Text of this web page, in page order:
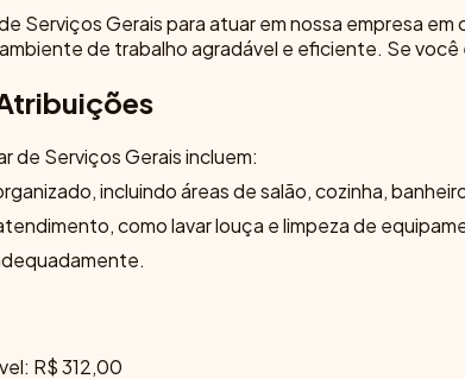
Serviços Gerais para atuar em nossa empresa
de trabalho agradável e eficiente. Se
de Serviços Gerais incluem:
incluindo áreas de salão, cozinha,
como lavar louça e limpeza de
R$ 312,00